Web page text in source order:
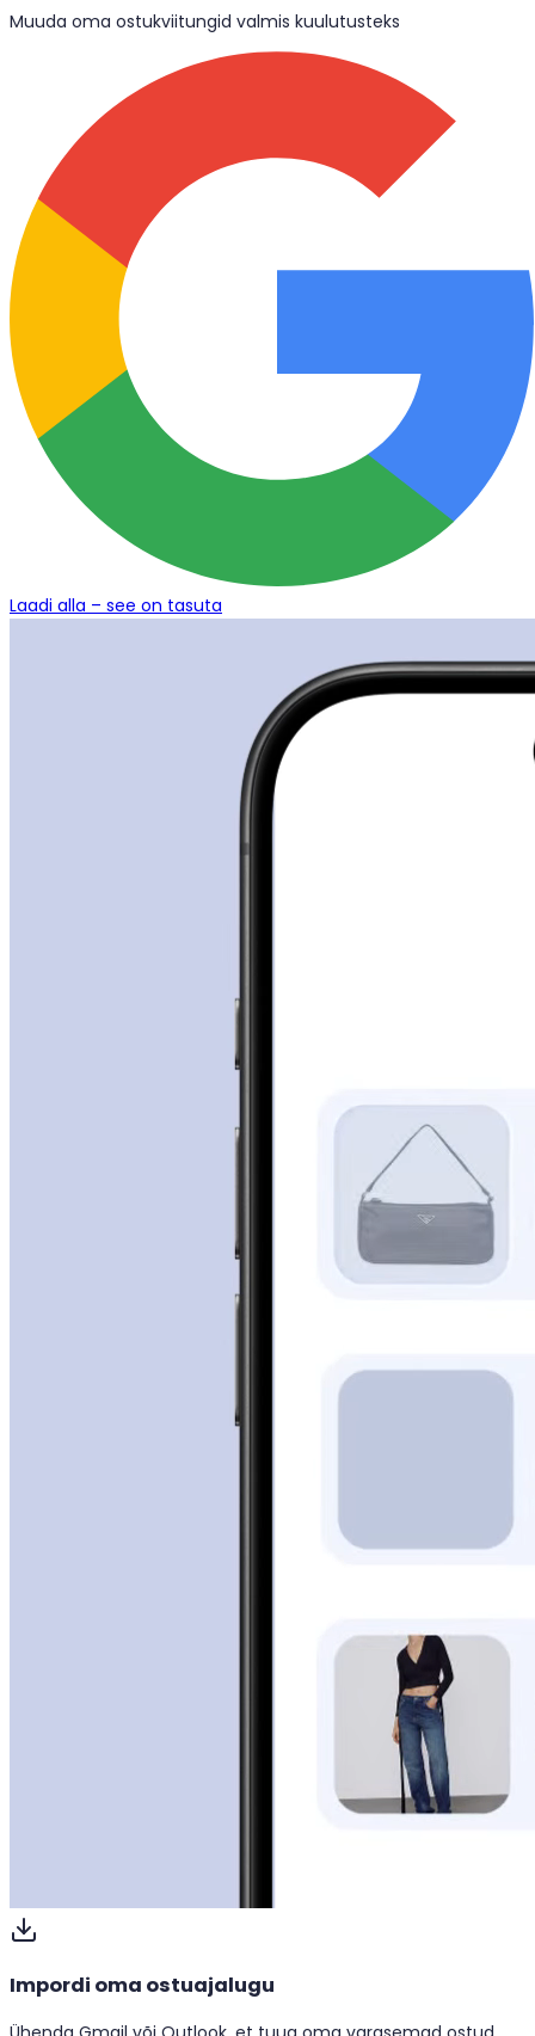
Muuda oma ostukviitungid valmis kuulutusteks
Laadi alla – see on tasuta
Impordi oma ostuajalugu